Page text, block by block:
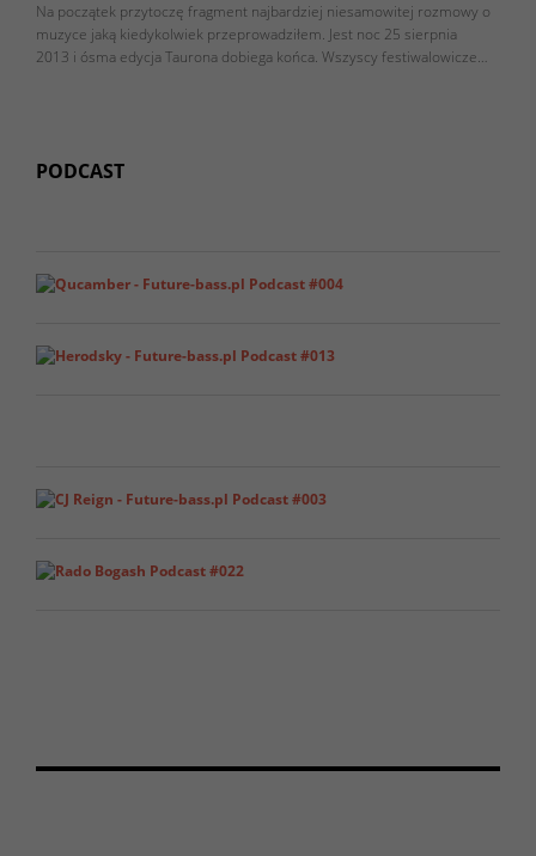
Na początek przytoczę fragment najbardziej niesamowitej rozmowy o
muzyce jaką kiedykolwiek przeprowadziłem. Jest noc 25 sierpnia
2013 i ósma edycja Taurona dobiega końca. Wszyscy festiwalowicze…
PODCAST